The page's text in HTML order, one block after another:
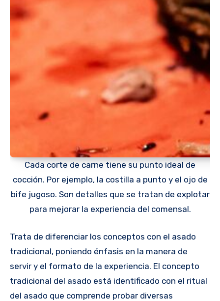
Cada corte de carne tiene su punto ideal de
cocción. Por ejemplo, la costilla a punto y el ojo de
bife jugoso. Son detalles que se tratan de explotar
para mejorar la experiencia del comensal.
Trata de diferenciar los conceptos con el asado
tradicional, poniendo énfasis en la manera de
servir y el formato de la experiencia. El concepto
tradicional del asado está identificado con el ritual
del asado que comprende probar diversas